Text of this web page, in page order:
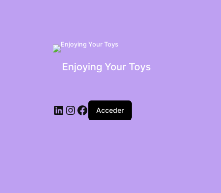
Enjoying Your Toys
Acceder